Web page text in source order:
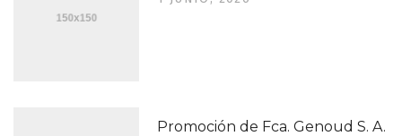
Promoción de Fca. Genoud S. A.